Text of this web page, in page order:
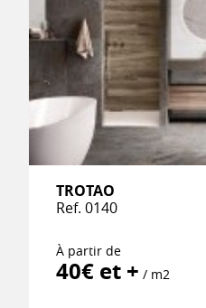
TROTAO
Ref. 0140
À partir de
40€ et + / m2